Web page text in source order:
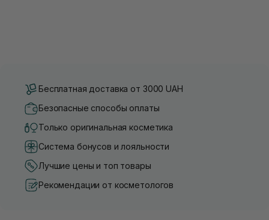
Бесплатная доставка от 3000 UAH
Безопасные способы оплаты
Только оригинальная косметика
Система бонусов и лояльности
Лучшие цены и топ товары
Рекомендации от косметологов